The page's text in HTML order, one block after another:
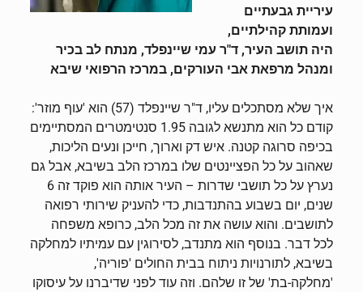
עיריית גבעתיים
ועמותת קהילתיים,
היה תושב העיר, ד"ר עמי שיינפלד, מנתח לב בכיר
ומנהל מרפאת אבי העורקים, במרכז הרפואי שיבא
איך שלא מסתכלים עליו, ד"ר שיינפלד (57) הוא 'עוף מוזר':
קודם כל הוא מתנשא לגובה 1.95 סנטימטרים המסתיימים
בכיפה סרוגה קטנה. איש דק וארוך, חייכן ונעים הליכות,
שאהוב על כל הפציינטים שלו במרכז הלב בשיבא, אבל גם
נערץ על כל תושבי שדרות – העיר אותה הוא פוקד זה 6
שנים, יום בשבוע בהתנדבות, כדי להעניק שירותי רפואה
לתושבים. והוא עושה את זה מכל הלב, כרופא משפחה
לכל דבר. בנוסף הוא מתנדב, לסירוגין עם עמיתיו למחלקה
בשיבא, לתורנויות ניתוח בבית החולים 'פוריה',
'מחלקה-בת' של זו שלהם. וזה עוד לפני שדיברנו על עיסוקו